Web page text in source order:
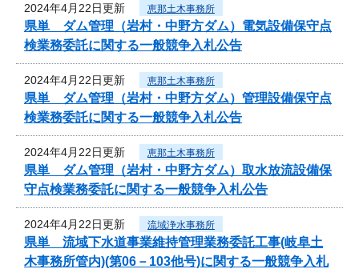
2024年4月22日更新 恵那土木事務所
県単 ダム管理（岩村・中野方ダム）電気設備保守点
検業務委託に関する一般競争入札公告
2024年4月22日更新 恵那土木事務所
県単 ダム管理（岩村・中野方ダム）管理設備保守点
検業務委託に関する一般競争入札公告
2024年4月22日更新 恵那土木事務所
県単 ダム管理（岩村・中野方ダム）取水放流設備保
守点検業務委託に関する一般競争入札公告
2024年4月22日更新 流域浄水事務所
県単 流域下水道事業維持管理業務委託工事(岐阜土
木事務所管内)(第06－103他号)に関する一般競争入札